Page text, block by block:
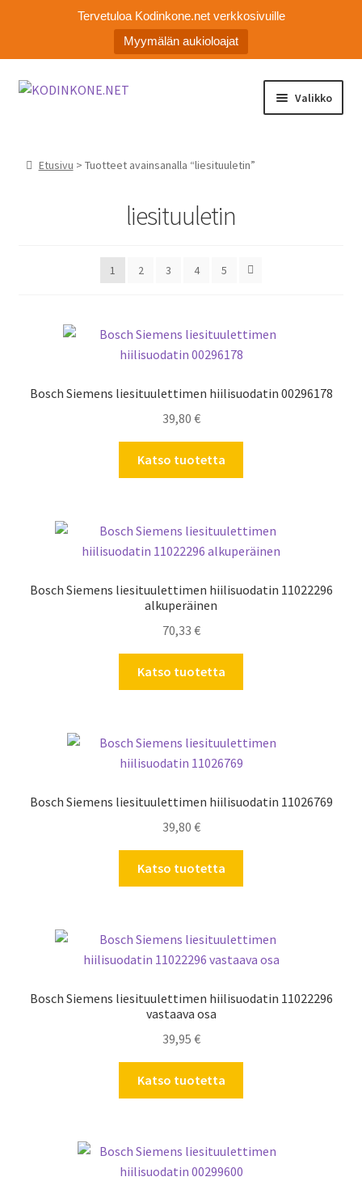
Tervetuloa Kodinkone.net verkkosivuille
Myymälän aukioloajat
Siirry
Siirry
Valikko
Etusivu > Tuotteet avainsanalla “liesituuletin”
liesituuletin
1 2 3 4 5
Bosch Siemens liesituulettimen hiilisuodatin 00296178
39,80 €
Katso tuotetta
Bosch Siemens liesituulettimen hiilisuodatin 11022296
alkuperäinen
70,33 €
Katso tuotetta
Bosch Siemens liesituulettimen hiilisuodatin 11026769
39,80 €
Katso tuotetta
Bosch Siemens liesituulettimen hiilisuodatin 11022296
vastaava osa
39,95 €
Katso tuotetta